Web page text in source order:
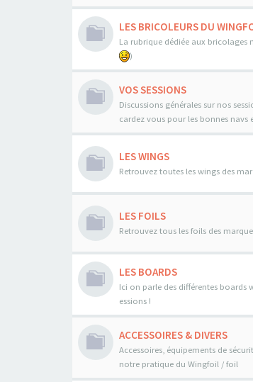
LES BRICOLEURS DU
La rubrique dédiée aux bricolages
)
VOS SESSIONS
Discussions générales sur nos
cardez vous pour les bonnes navs
LES WINGS
Retrouvez toutes les wings des
LES FOILS
Retrouvez tous les foils des
LES BOARDS
Ici on parle des différentes boards
essions !
ACCESSOIRES & DIVERS
Accessoires, équipements de
notre pratique du Wingfoil / foil